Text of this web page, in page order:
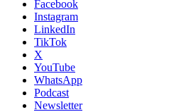
Facebook
Instagram
LinkedIn
TikTok
X
YouTube
WhatsApp
Podcast
Newsletter